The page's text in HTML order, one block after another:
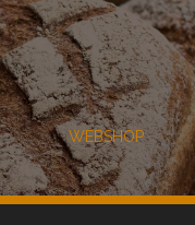
WEBSHOP